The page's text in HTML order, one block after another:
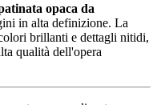
opaca da
in alta definizione. La
brillanti e dettagli nitidi,
qualità dell'opera